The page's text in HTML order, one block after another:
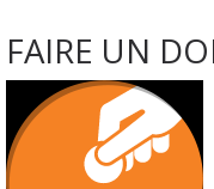
FAIRE UN